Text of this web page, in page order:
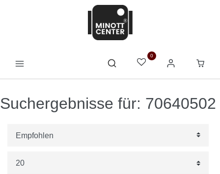
0
Suchergebnisse für: 70640502